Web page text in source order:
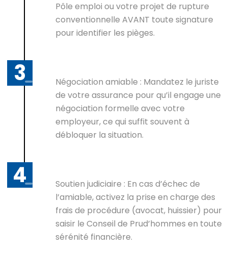
Pôle emploi ou votre projet de rupture
conventionnelle AVANT toute signature
pour identifier les pièges.
Négociation amiable : Mandatez le juriste
de votre assurance pour qu’il engage une
négociation formelle avec votre
employeur, ce qui suffit souvent à
débloquer la situation.
Soutien judiciaire : En cas d’échec de
l’amiable, activez la prise en charge des
frais de procédure (avocat, huissier) pour
saisir le Conseil de Prud’hommes en toute
sérénité financière.